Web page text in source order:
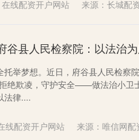
来源：长城配
在线配资开户网站
托举梦想。近日，府谷县人民检察
绝欺凌，守护安全——做法治小卫
法律....
来源：唯信网配
线配资开户网站